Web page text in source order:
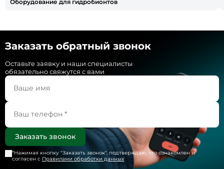
Оборудование для гидробионтов
Заказать обратный звонок
Оставьте заявку и наши специалисты
обязательно свяжутся с вами
*Нажимая кнопку "Заказать звонок", подтверждаю, что ознакомлен и
согласен с Правилами обработки данных